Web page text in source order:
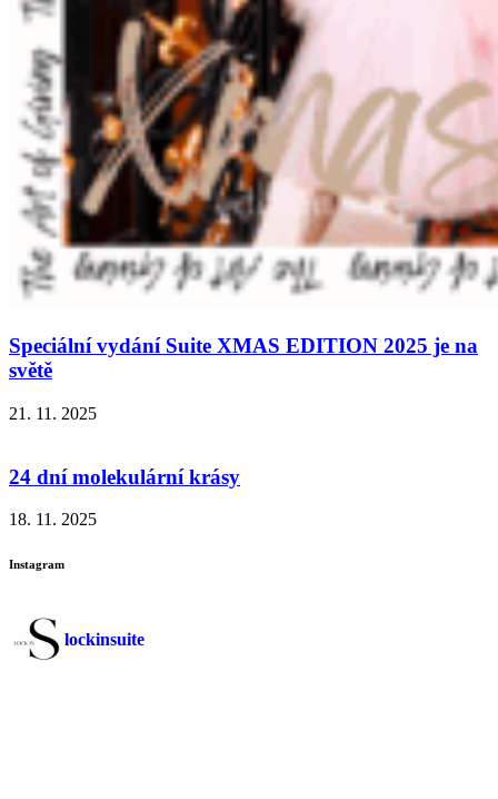
Speciální vydání Suite XMAS EDITION 2025 je na
světě
21. 11. 2025
24 dní molekulární krásy
18. 11. 2025
Instagram
lockinsuite